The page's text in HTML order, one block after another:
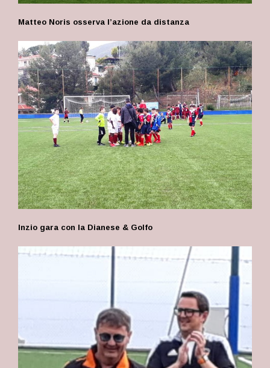
Matteo Noris osserva l’azione da distanza
Inzio gara con la Dianese & Golfo